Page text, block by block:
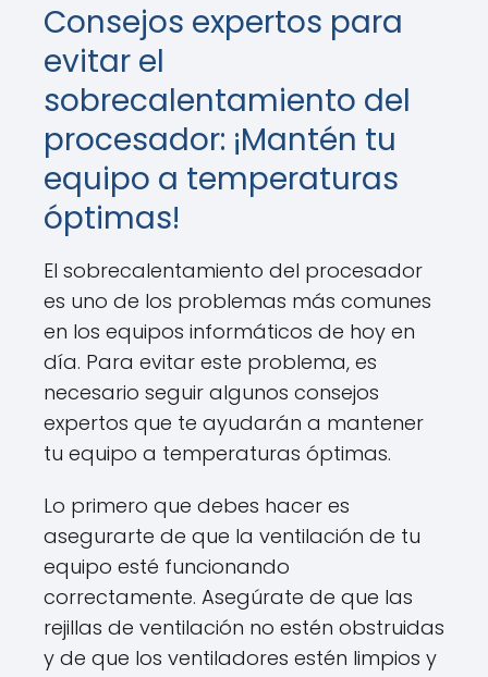
Consejos expertos para
evitar el
sobrecalentamiento del
procesador: ¡Mantén tu
equipo a temperaturas
óptimas!
El sobrecalentamiento del procesador
es uno de los problemas más comunes
en los equipos informáticos de hoy en
día. Para evitar este problema, es
necesario seguir algunos consejos
expertos que te ayudarán a mantener
tu equipo a temperaturas óptimas.
Lo primero que debes hacer es
asegurarte de que la ventilación de tu
equipo esté funcionando
correctamente. Asegúrate de que las
rejillas de ventilación no estén obstruidas
y de que los ventiladores estén limpios y